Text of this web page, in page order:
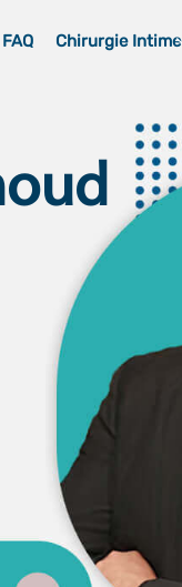
FAQ Chirurgie Intime